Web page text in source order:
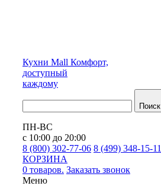
Кухни Mall Комфорт,
доступный
каждому
Поиск
ПН-ВС
с 10:00 до 20:00
8 (800) 302-77-06 8 (499) 348-15-11
КОРЗИНА
0 товаров. Заказать звонок
Меню